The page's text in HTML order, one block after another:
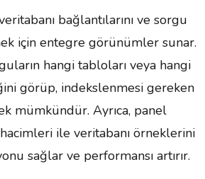
bağlantılarını ve sorgu
için entegre görünümler sunar.
hangi tabloları veya hangi
görüp, indekslenmesi gereken
mümkündür. Ayrıca, panel
ile veritabanı örneklerini
sağlar ve performansı artırır.